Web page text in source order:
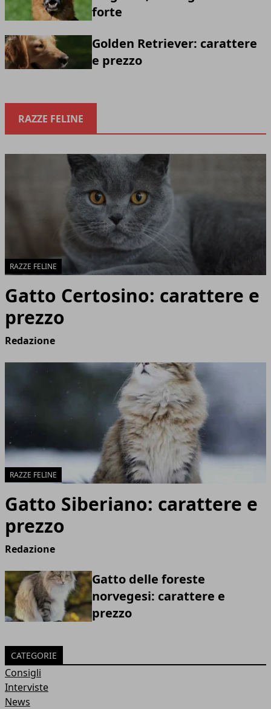
forte
Golden Retriever: carattere
e prezzo
RAZZE FELINE
RAZZE FELINE
Gatto Certosino: carattere e
prezzo
Redazione
RAZZE FELINE
Gatto Siberiano: carattere e
prezzo
Redazione
Gatto delle foreste
norvegesi: carattere e
prezzo
CATEGORIE
Consigli
Interviste
News